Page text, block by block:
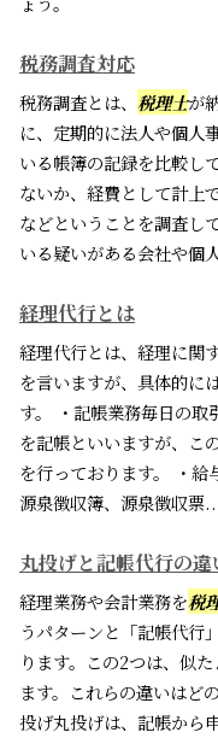
税務調査対応
税務調査とは、 税理士が
に、定期的に法人や個人
いる帳簿の記録を比較し
ないか、経費として計上
などということを調査し
いる疑いがある会社や個
経理代行とは
経理代行とは、経理に関
を言いますが、具体的に
す。 ・記帳業務毎日の取
を記帳といいますが、こ
を行っております。 ・
源泉徴収簿、源泉徴収票
丸投げと記帳代行の違
経理業務や会計業務を税
うパターンと「記帳代行
ります。この2つは、似
ます。これらの違いはど
投げ丸投げは、記帳から